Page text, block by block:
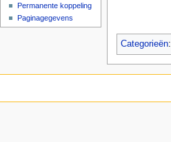
Categorieën:
Permanente koppeling
Paginagegevens